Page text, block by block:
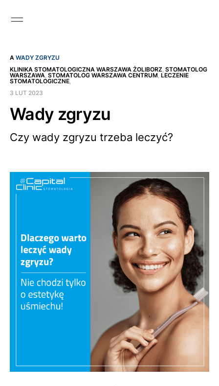
A WADY ZGRYZU
KLINIKA STOMATOLOGICZNA WARSZAWA ŻOLIBORZ, STOMATOLOG
WARSZAWA, STOMATOLOG WARSZAWA CENTRUM, LECZENIE
STOMATOLOGICZNE,
3 LUT 2023
Wady zgryzu
Czy wady zgryzu trzeba leczyć?